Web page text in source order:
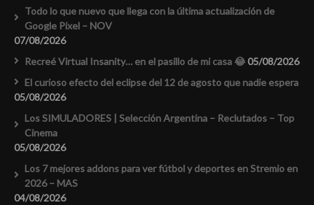
Todo lo que nuevo que llega con la última actualización de
Google Pixel – NOV
07/08/2026
Recreé Virtual Insanity… en el pasillo de mi casa 😂05/08/2026
El curioso efecto del eclipse del 12 de agosto que nadie espera
05/08/2026
Los SIMULADORES | Selección Argentina – Reclutados – Top
Cinema
05/08/2026
Los 7 mejores addons para ver fútbol y deportes en Stremio en
2026 – MAS
04/08/2026